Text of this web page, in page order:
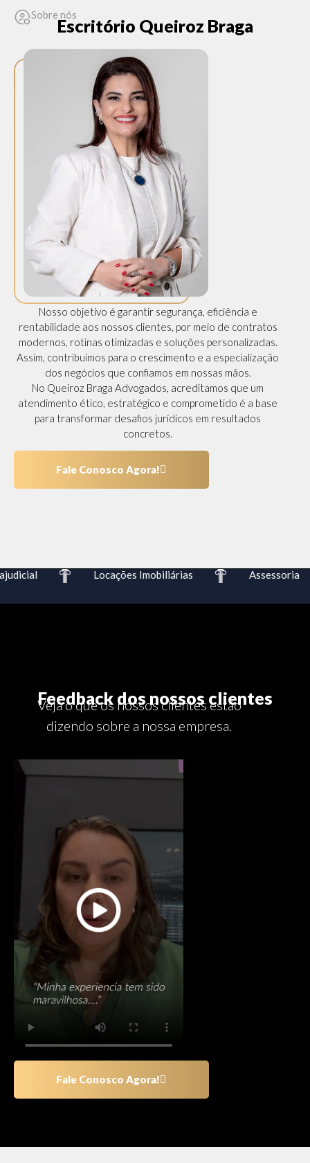
Sobre nós
Escritório Queiroz Braga
Nosso objetivo é garantir segurança, eficiência e
rentabilidade aos nossos clientes, por meio de contratos
modernos, rotinas otimizadas e soluções personalizadas.
Assim, contribuímos para o crescimento e a especialização
dos negócios que confiamos em nossas mãos.
No Queiroz Braga Advogados, acreditamos que um
atendimento ético, estratégico e comprometido é a base
para transformar desafios jurídicos em resultados
concretos.
Fale Conosco Agora!
Locações Imobiliárias Assessoria
Feedback dos nossos clientes
Veja o que os nossos clientes estão
dizendo sobre a nossa empresa.
Fale Conosco Agora!